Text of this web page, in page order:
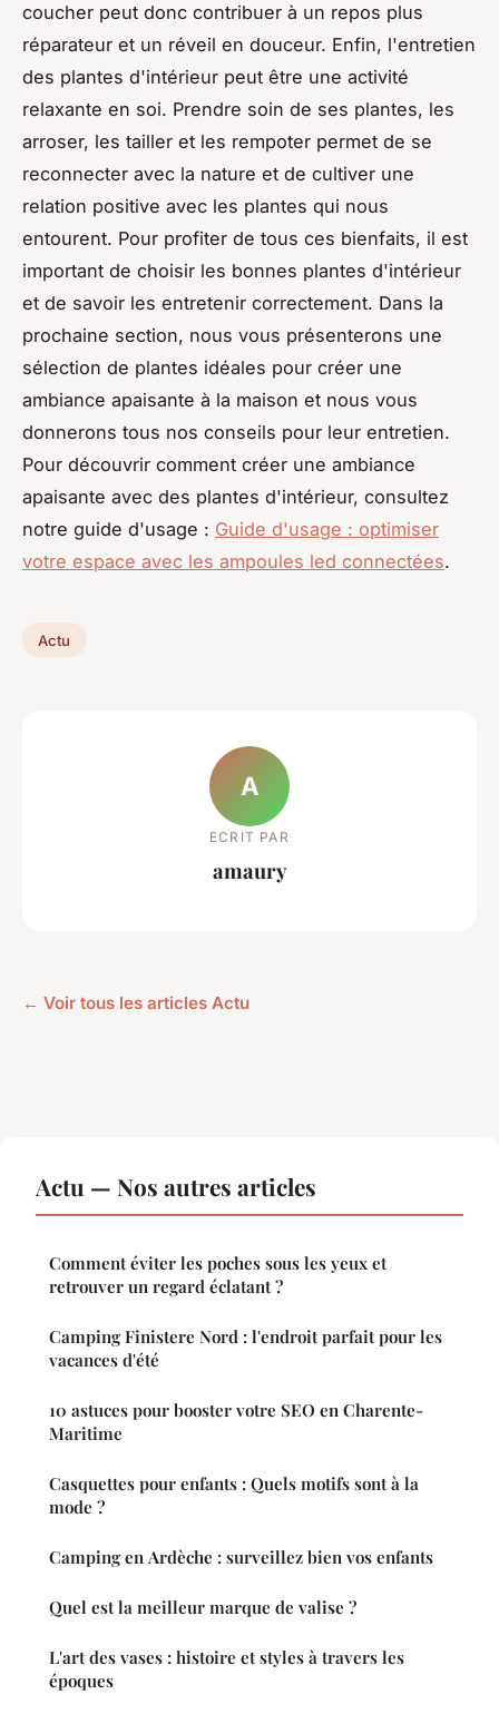
coucher peut donc contribuer à un repos plus
réparateur et un réveil en douceur. Enfin, l'entretien
des plantes d'intérieur peut être une activité
relaxante en soi. Prendre soin de ses plantes, les
arroser, les tailler et les rempoter permet de se
reconnecter avec la nature et de cultiver une
relation positive avec les plantes qui nous
entourent. Pour profiter de tous ces bienfaits, il est
important de choisir les bonnes plantes d'intérieur
et de savoir les entretenir correctement. Dans la
prochaine section, nous vous présenterons une
sélection de plantes idéales pour créer une
ambiance apaisante à la maison et nous vous
donnerons tous nos conseils pour leur entretien.
Pour découvrir comment créer une ambiance
apaisante avec des plantes d'intérieur, consultez
notre guide d'usage : Guide d'usage : optimiser
votre espace avec les ampoules led connectées.
Actu
A
ECRIT PAR
amaury
← Voir tous les articles Actu
Actu — Nos autres articles
Comment éviter les poches sous les yeux et
retrouver un regard éclatant ?
Camping Finistere Nord : l'endroit parfait pour les
vacances d'été
10 astuces pour booster votre SEO en Charente-
Maritime
Casquettes pour enfants : Quels motifs sont à la
mode ?
Camping en Ardèche : surveillez bien vos enfants
Quel est la meilleur marque de valise ?
L'art des vases : histoire et styles à travers les
époques